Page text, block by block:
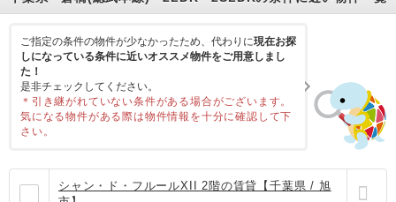
ご指定の条件の物件が少なかったため、代わりに現在お探
しになっている条件に近いオススメ物件をご用意しまし
た！
是非チェックしてください。
＊引き継がれていない条件がある場合がございます。
気になる物件がある際は物件情報を十分に確認して下
さい。
シャン・ド・フルールXII 2階の賃貸【千葉県 / 旭